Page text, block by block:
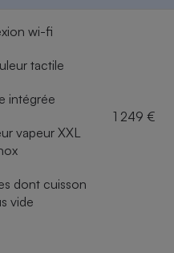
wi-fi
tactile
intégrée
vapeur XXL
dont cuisson
vide
1 249 €